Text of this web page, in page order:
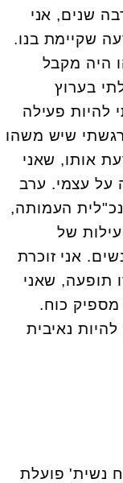
שנים, אני
שקיימת בנו.
היה מקבל
בערוץ
להיות פעילה
שיש משהו
אותו, שאני
על עצמי. ערב
העמותה,
של
אני זוכרת
תופעה, שאני
מספיק כוח.
נאיבית
נשית' פועלת